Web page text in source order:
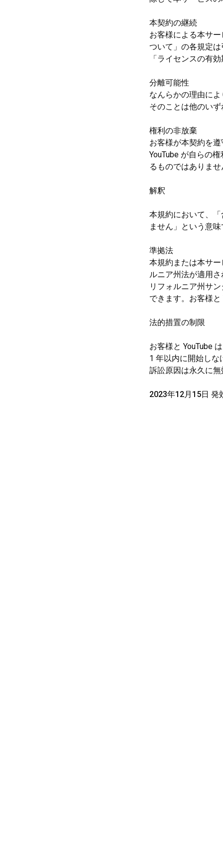
本契約の継続
お客様による本サ
ついて」の各規定
「ライセンスの有
分離可能性
なんらかの理由に
そのことは他のい
権利の非放棄
お客様が本契約を
YouTube が自らの
るものではありませ
解釈
本規約において、
ません」という意
準拠法
本規約または本サ
ルニア州法が適用
リフォルニア州サ
できます。お客様
法的措置の制限
お客様と YouTube
1 年以内に開始し
訴訟原因は永久に
2023年12月15日 発